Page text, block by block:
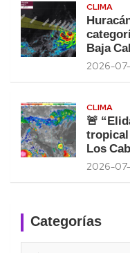
CLIMA
Baja
2026-07-
CLIMA
🚨
Los
2026-07-
Categorías